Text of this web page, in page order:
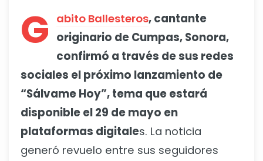
G abito Ballesteros, cantante
originario de Cumpas, Sonora,
confirmó a través de sus redes
sociales el próximo lanzamiento de
“Sálvame Hoy”, tema que estará
disponible el 29 de mayo en
plataformas digitales. La noticia
generó revuelo entre sus seguidores